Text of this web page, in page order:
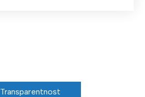
Transparentnost